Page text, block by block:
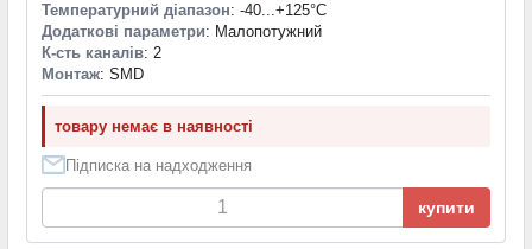
Температурний діапазон: -40...+125°С
Додаткові параметри: Малопотужний
К-сть каналів: 2
Монтаж: SMD
товару немає в наявності
Підписка на надходження
купити